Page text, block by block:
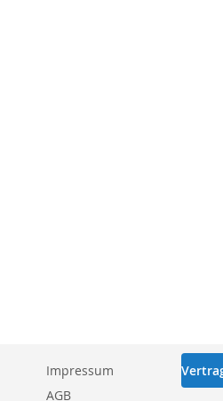
Impressum
AGB